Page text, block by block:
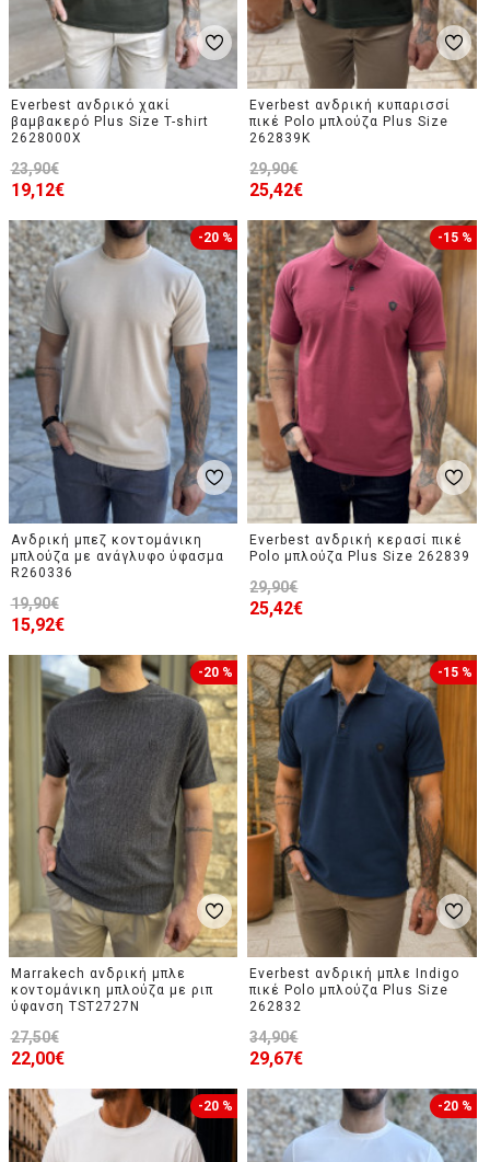
Everbest ανδρικό χακί
βαμβακερό Plus Size T-shirt
2628000X
19,12€
23,90€
Everbest ανδρική κυπαρισσί
πικέ Polo μπλούζα Plus Size
262839K
25,42€
29,90€
-20 %
Ανδρική μπεζ κοντομάνικη
μπλούζα με ανάγλυφο ύφασμα
R260336
15,92€
19,90€
-15 %
Everbest ανδρική κερασί πικέ
Polo μπλούζα Plus Size 262839
25,42€
29,90€
-20 %
Marrakech ανδρική μπλε
κοντομάνικη μπλούζα με ριπ
ύφανση TST2727N
22,00€
27,50€
-15 %
Everbest ανδρική μπλε Indigo
πικέ Polo μπλούζα Plus Size
262832
29,67€
34,90€
-20 % -20 %